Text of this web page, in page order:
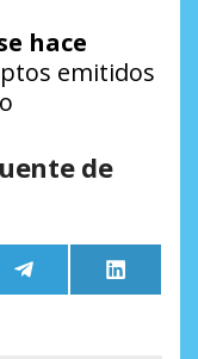
hace
emitidos
de
Compartir
en
Telegram
en
LinkedIn